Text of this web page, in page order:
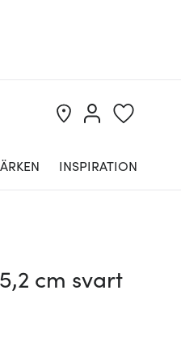
INSPIRATION
cm svart